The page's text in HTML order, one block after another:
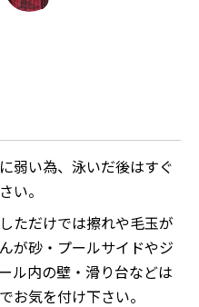
弱い為、泳いだ後はすぐ
い。
ただけでは擦れや毛玉が
が砂・プールサイドやジ
ル内の壁・滑り台などは
お気を付け下さい。